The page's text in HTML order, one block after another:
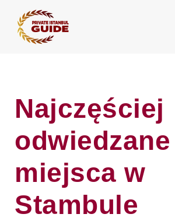
Najczęściej
odwiedzane
miejsca w
Stambule